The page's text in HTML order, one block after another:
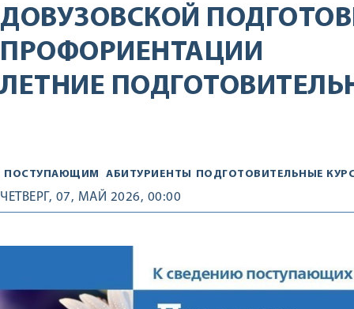
ДОВУЗОВСКОЙ
ПРОФОРИЕНТАЦИИ
ЛЕТНИЕ
ПОСТУПАЮЩИМ АБИТУРИЕНТЫ ПОДГОТОВИТЕЛЬНЫЕ
ЧЕТВЕРГ, 07, МАЙ 2026, 00:00